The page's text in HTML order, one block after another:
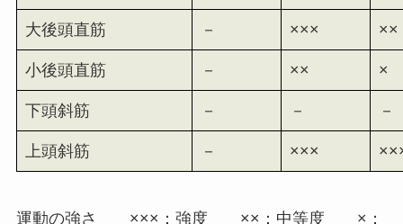
大後頭直筋 － ××× ××
小後頭直筋 － ×× ×
下頭斜筋 － － －
上頭斜筋 － ×××
運動の強さ ×××：強度 ××：中等度 ×：